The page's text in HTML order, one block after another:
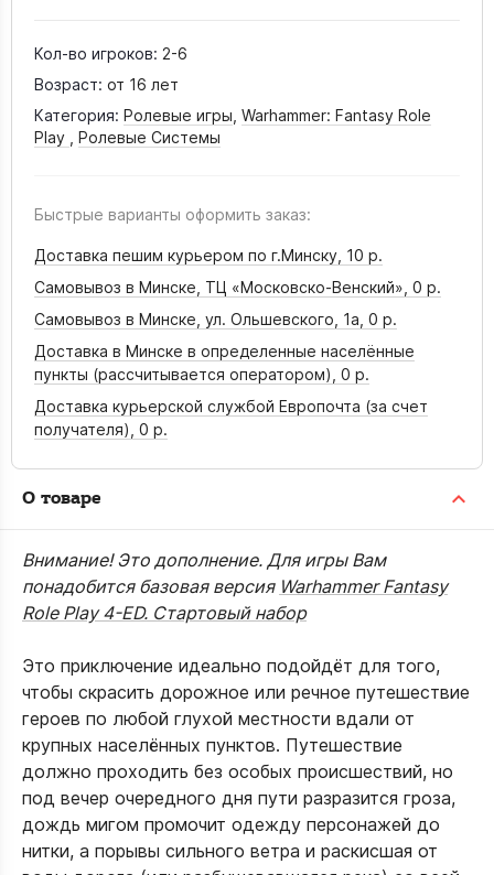
Кол-во игроков: 2-6
Возраст: от 16 лет
Категория: Ролевые игры Warhammer: Fantasy Role
Play
Ролевые Системы
Быстрые варианты оформить заказ:
Доставка пешим курьером по г.Минску, 10 р.
Самовывоз в Минске, ТЦ «Московско-Венский», 0 р.
Самовывоз в Минске, ул. Ольшевского, 1а, 0 р.
Доставка в Минске в определенные населённые
пункты (рассчитывается оператором), 0 р.
Доставка курьерской службой Европочта (за счет
получателя), 0 р.
О товаре
Внимание! Это дополнение. Для игры Вам
понадобится базовая версия Warhammer Fantasy
Role Play 4-ED. Стартовый набор
Это приключение идеально подойдёт для того,
чтобы скрасить дорожное или речное путешествие
героев по любой глухой местности вдали от
крупных населённых пунктов. Путешествие
должно проходить без особых происшествий, но
под вечер очередного дня пути разразится гроза,
дождь мигом промочит одежду персонажей до
нитки, а порывы сильного ветра и раскисшая от